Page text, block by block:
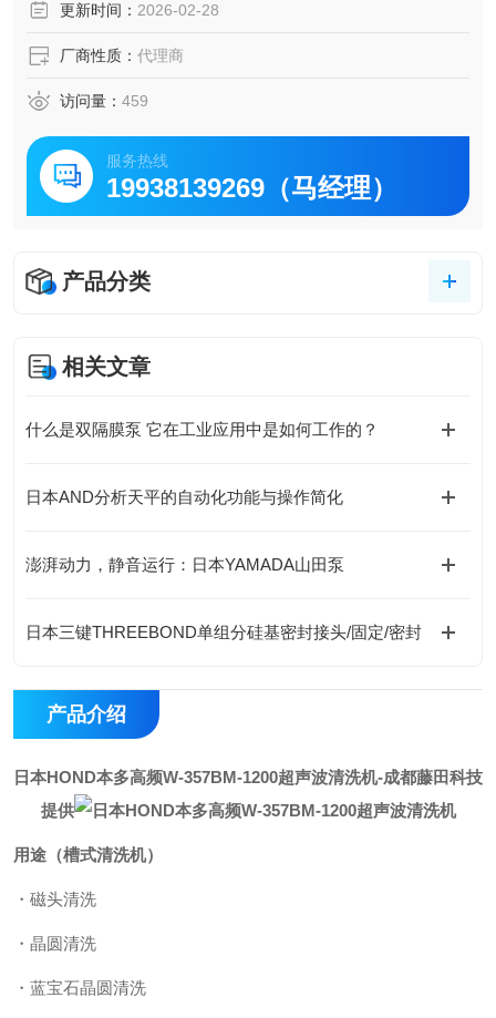
更新时间： 2026-02-28
厂商性质： 代理商
访问量： 459
服务热线
19938139269（马经理）
产品分类
相关文章
什么是双隔膜泵 它在工业应用中是如何工作的？
日本AND分析天平的自动化功能与操作简化
澎湃动力，静音运行：日本YAMADA山田泵
日本三键THREEBOND单组分硅基密封接头/固定/密封
产品介绍
日本HOND本多高频W-357BM-1200超声波清洗机-成都藤田科技
提供
用途（槽式清洗机）
・磁头清洗
・晶圆清洗
・蓝宝石晶圆清洗